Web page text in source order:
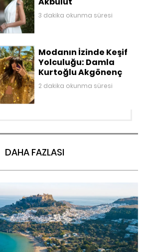
3 dakika okunma süresi
Modanın İzinde Keşif
Yolculuğu: Damla
Kurtoğlu Akgönenç
2 dakika okunma süresi
DAHA FAZLASI